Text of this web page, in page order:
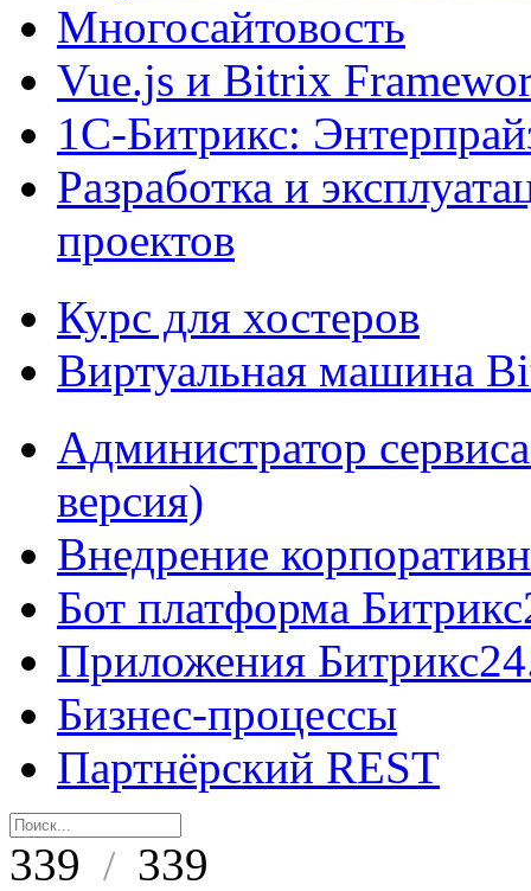
Многосайтовость
Vue.js и Bitrix
1С-Битрикс:
Разработка и
проектов
Курс для хостеров
Виртуальная машина
Администратор
версия)
Внедрение
Бот платформа
Приложения
Бизнес-процессы
Партнёрский REST
339 / 339